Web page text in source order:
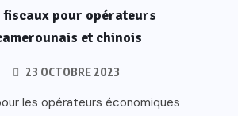
fiscaux pour opérateurs
et chinois
23 OCTOBRE 2023
les opérateurs économiques